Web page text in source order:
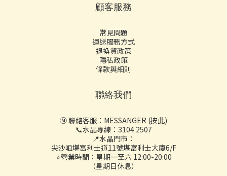
顧客服務
常見問題
運送服務方式
退換貨政策
隱私政策
條款與細則
聯絡我們
Ⓜ️ 聯絡客服： MESSANGER (按此)
📞水晶專線：3104 2507
📍水晶門市：
尖沙咀堪富利士道11號堪富利士大廈6/F
⭐營業時間：星期一至六 12:00-20:00
（星期日休息）